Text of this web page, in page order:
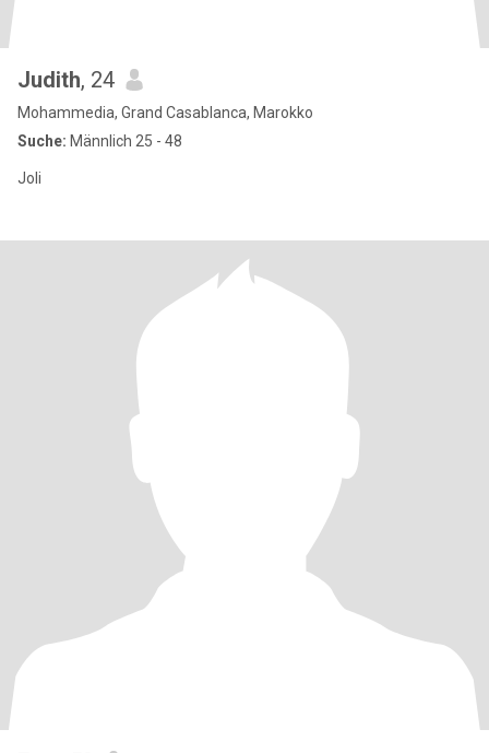
Judith, 24
Mohammedia, Grand Casablanca, Marokko
Suche: Männlich 25 - 48
Joli